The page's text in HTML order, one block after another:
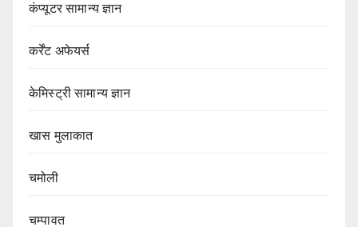
कंप्यूटर सामान्य ज्ञान
कर्रेंट अफेयर्स
केमिस्ट्री सामान्य ज्ञान
खास मुलाकात
चमोली
चम्पावत